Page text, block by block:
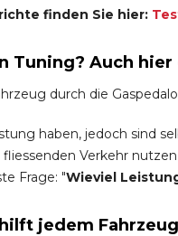
finden Sie hier:
Tuning? Auch
durch die
haben, jedoch sind
Verkehr
Frage: "Wieviel
jedem